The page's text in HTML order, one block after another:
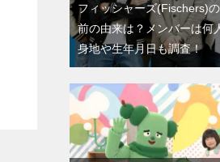
フィッシャーズ(Fischers)
前の由来は？メンバーは何
身地や生年月日も調査！